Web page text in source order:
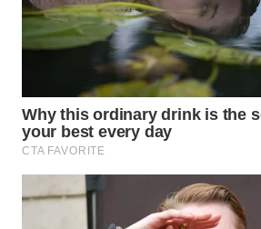
BINJAI
WN
INDRAMAYU
WN
KUNINGAN